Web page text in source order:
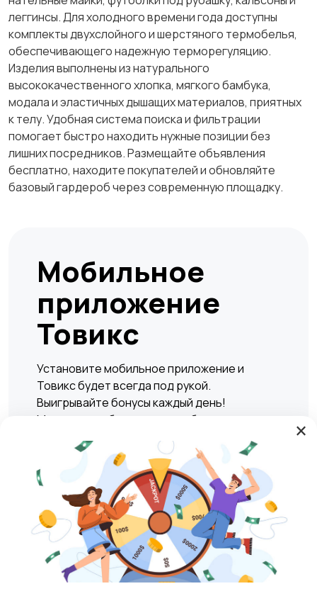
леггинсы. Для холодного времени года доступны
комплекты двухслойного и шерстяного термобелья,
обеспечивающего надежную терморегуляцию.
Изделия выполнены из натурального
высококачественного хлопка, мягкого бамбука,
модала и эластичных дышащих материалов, приятных
к телу. Удобная система поиска и фильтрации
помогает быстро находить нужные позиции без
лишних посредников. Размещайте объявления
бесплатно, находите покупателей и обновляйте
базовый гардероб через современную площадку.
Мобильное
приложение
Товикс
Установите мобильное приложение и
Товикс будет всегда под рукой.
Выигрывайте бонусы каждый день!
Мгновенно и безопасно подбирать жилье,
сделки по покупке или продаже любых
товаров и услуг в любое удобное время.
Play Market RuStore
Магазины Блог О нас
×